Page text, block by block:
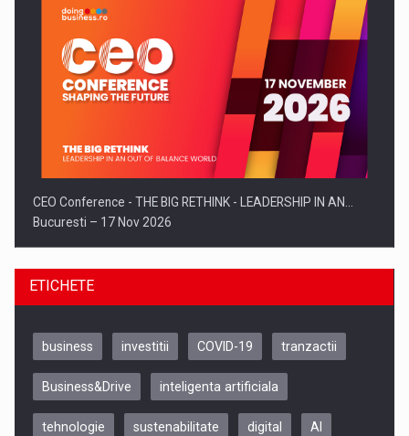
CEO Conference - THE BIG RETHINK - LEADERSHIP IN AN…
Bucuresti – 17 Nov 2026
ETICHETE
business investitii COVID-19 tranzactii
Business&Drive inteligenta artificiala
tehnologie sustenabilitate digital AI